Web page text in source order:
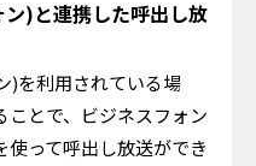
ン)と連携した呼出し放
)を利用されている場
とで、ビジネスフォン
って呼出し放送ができ